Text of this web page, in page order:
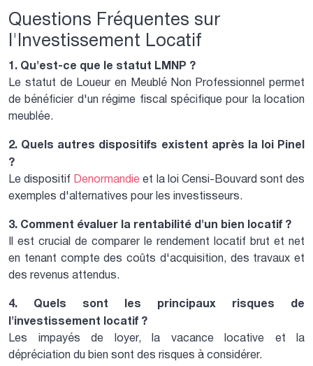
Questions Fréquentes sur
l'Investissement Locatif
1. Qu'est-ce que le statut LMNP ?
Le statut de Loueur en Meublé Non Professionnel permet
de bénéficier d'un régime fiscal spécifique pour la location
meublée.
2. Quels autres dispositifs existent après la loi Pinel
?
Le dispositif Denormandieet la loi Censi-Bouvard sont des
exemples d'alternatives pour les investisseurs.
3. Comment évaluer la rentabilité d'un bien locatif ?
Il est crucial de comparer le rendement locatif brut et net
en tenant compte des coûts d'acquisition, des travaux et
des revenus attendus.
4. Quels sont les principaux risques de
l'investissement locatif ?
Les impayés de loyer, la vacance locative et la
dépréciation du bien sont des risques à considérer.